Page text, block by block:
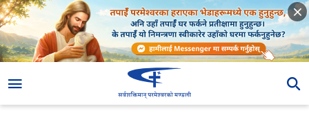
सम्पूर्ण ब्रह्माण्डलाई परमेश्‍वरका वचनहरू—अध्याय २६